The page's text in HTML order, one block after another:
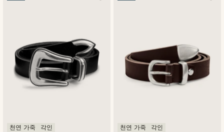
천연 가죽 각인 천연 가죽 각인